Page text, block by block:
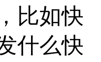
比如快
什么快